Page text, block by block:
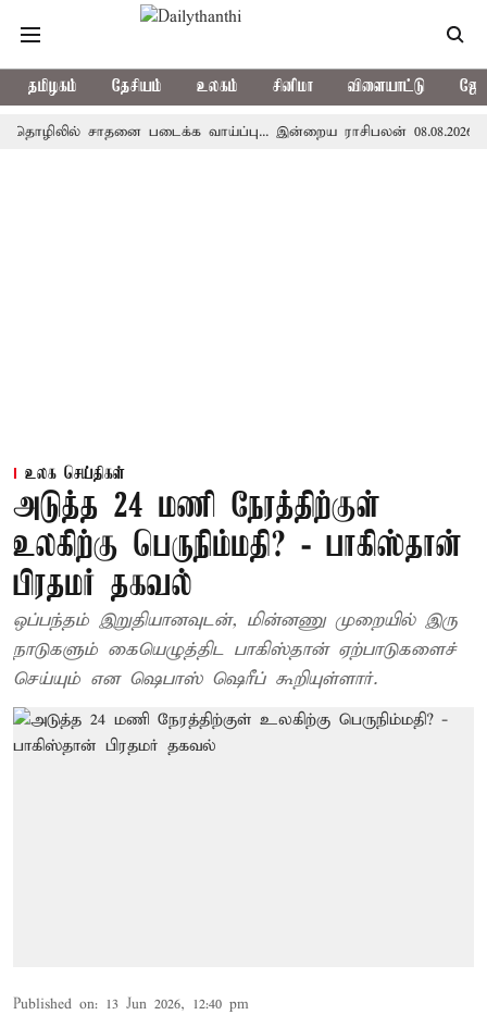
தமிழகம் தேசியம் உலகம் சினிமா விளையாட்டு
சாதனை படைக்க வாய்ப்பு... இன்றைய ராசிபலன் 08.08.2026
உலக செய்திகள்
அடுத்த 24 மணி நேரத்திற்குள்
உலகிற்கு பெருநிம்மதி? - பாகிஸ்தான்
பிரதமர் தகவல்
ஒப்பந்தம் இறுதியானவுடன், மின்னணு முறையில் இரு
நாடுகளும் கையெழுத்திட பாகிஸ்தான் ஏற்பாடுகளைச்
செய்யும் என ஷெபாஸ் ஷெரீப் கூறியுள்ளார்.
Published on: 13 Jun 2026, 12:40 pm